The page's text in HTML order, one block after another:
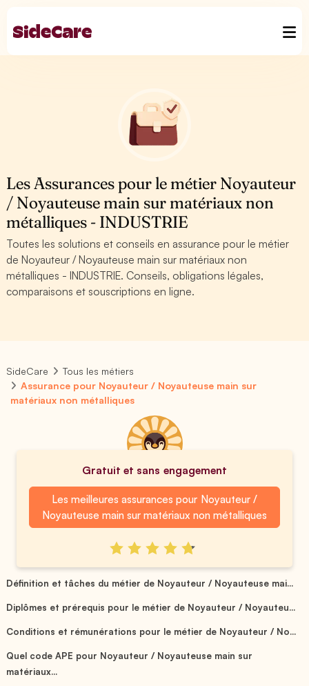
Les Assurances pour le métier Noyauteur
/ Noyauteuse main sur matériaux non
métalliques - INDUSTRIE
Toutes les solutions et conseils en assurance pour le métier
de Noyauteur / Noyauteuse main sur matériaux non
métalliques - INDUSTRIE. Conseils, obligations légales,
comparaisons et souscriptions en ligne.
SideCare
Tous les métiers
Assurance pour Noyauteur / Noyauteuse main sur
matériaux non métalliques
Gratuit et sans engagement
Les meilleures assurances pour Noyauteur /
Noyauteuse main sur matériaux non métalliques
Définition et tâches du métier de Noyauteur / Noyauteuse mai...
Diplômes et prérequis pour le métier de Noyauteur / Noyauteu...
Conditions et rémunérations pour le métier de Noyauteur / No...
Quel code APE pour Noyauteur / Noyauteuse main sur
matériaux...